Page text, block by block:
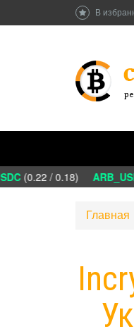
В
(0.22 / 0.18)
Главная